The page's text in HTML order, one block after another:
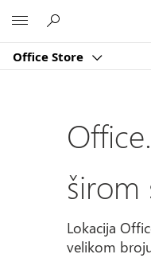
Office Store
širom
Lokacija
velikom